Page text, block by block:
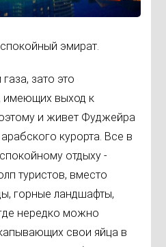
эмират.
зато это
имеющих выход к
и живет Фуджейра
курорта. Все в
отдыху -
туристов, вместо
горные ландшафты,
нередко можно
свои яйца в